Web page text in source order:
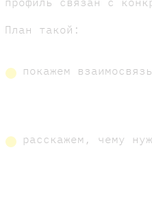
План такой:
покажем
расскажем, чему